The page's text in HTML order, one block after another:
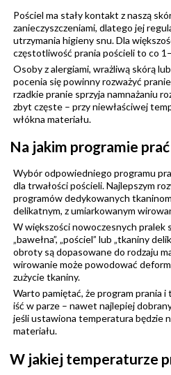
Pościel ma stały kontakt z naszą
zanieczyszczeniami, dlatego jej
utrzymania higieny snu. Dla
częstotliwość prania pościeli to co
Osoby z alergiami, wrażliwą skórą
pocenia się powinny rozważyć
rzadkie pranie sprzyja namnażaniu
zbyt częste – przy niewłaściwej
włókna materiału.
Na jakim programie
Wybór odpowiedniego programu
dla trwałości pościeli. Najlepszym
programów dedykowanych
delikatnym, z umiarkowanym
W większości nowoczesnych pralek
„bawełna”, „pościel” lub „tkaniny
obroty są dopasowane do rodzaju
wirowanie może powodować
zużycie tkaniny.
Warto pamiętać, że program prania
iść w parze – nawet najlepiej
jeśli ustawiona temperatura będzie
materiału.
W jakiej temperaturze